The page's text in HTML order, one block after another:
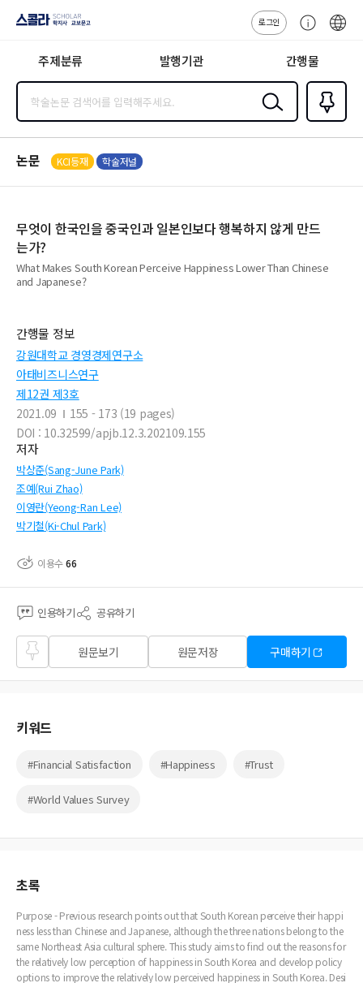
지사·교보문고
로그인
센
주제분류 발행기관 간행물
검색
즐겨찾
기0
논문 KCI등재 학술저널
무엇이 한국인을 중국인과 일본인보다 행복하지 않게 만드
는가?
What Makes South Korean Perceive Happiness Lower Than Chinese
and Japanese?
간행물 정보
강원대학교 경영경제연구소
아태비즈니스연구
제12권 제3호
2021.09
155 - 173 (19 pages)
DOI : 10.32599/apjb.12.3.202109.155
저자
박상준(Sang-June Park)
조예(Rui Zhao)
이영란(Yeong-Ran Lee)
박기철(Ki-Chul Park)
이용수66
인용하기 공유하기
즐겨
찾기
원문보기 원문저장 구매하기
키워드
#Financial Satisfaction #Happiness #Trust
#World Values Survey
초록
Purpose - Previous research points out that South Korean perceive their happi
ness less than Chinese and Japanese, although the three nations belong to the
same Northeast Asia cultural sphere. This study aims to find out the reasons for
the relatively low perception of happiness in South Korea and develop policy
options to improve the relatively low perceived happiness in South Korea. Desi